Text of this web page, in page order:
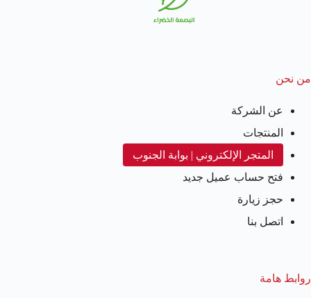
من نحن
عن الشركة
المنتجات
المتجر الإلكتروني | بوابة الجنوب
فتح حساب عميل جديد
حجز زيارة
اتصل بنا
روابط هامة